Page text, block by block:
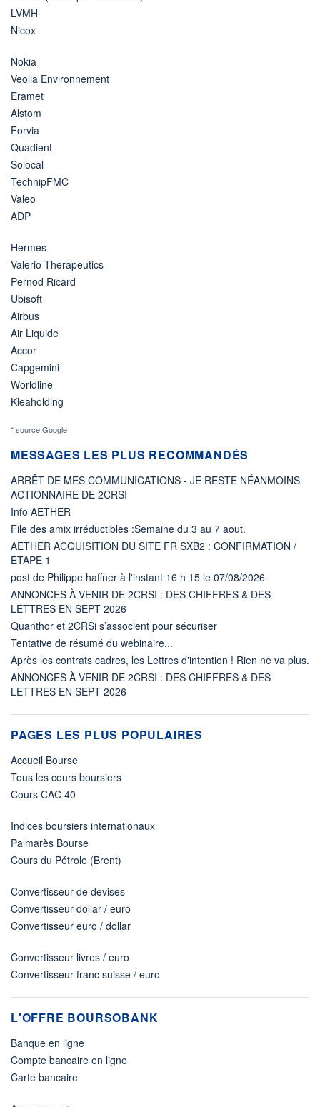
LVMH
Nicox
Nokia
Veolia Environnement
Eramet
Alstom
Forvia
Quadient
Solocal
TechnipFMC
Valeo
ADP
Hermes
Valerio Therapeutics
Pernod Ricard
Ubisoft
Airbus
Air Liquide
Accor
Capgemini
Worldline
Kleaholding
* source Google
MESSAGES LES PLUS RECOMMANDÉS
ARRÊT DE MES COMMUNICATIONS - JE RESTE NÉANMOINS
ACTIONNAIRE DE 2CRSI
Info AETHER
File des amix irréductibles :Semaine du 3 au 7 aout.
AETHER ACQUISITION DU SITE FR SXB2 : CONFIRMATION /
ETAPE 1
post de Philippe haffner à l'instant 16 h 15 le 07/08/2026
ANNONCES À VENIR DE 2CRSI : DES CHIFFRES & DES
LETTRES EN SEPT 2026
Quanthor et 2CRSi s’associent pour sécuriser
Tentative de résumé du webinaire...
Après les contrats cadres, les Lettres d'intention ! Rien ne va plus.
ANNONCES À VENIR DE 2CRSI : DES CHIFFRES & DES
LETTRES EN SEPT 2026
PAGES LES PLUS POPULAIRES
Accueil Bourse
Tous les cours boursiers
Cours CAC 40
Indices boursiers internationaux
Palmarès Bourse
Cours du Pétrole (Brent)
Convertisseur de devises
Convertisseur dollar / euro
Convertisseur euro / dollar
Convertisseur livres / euro
Convertisseur franc suisse / euro
L'OFFRE BOURSOBANK
Banque en ligne
Compte bancaire en ligne
Carte bancaire